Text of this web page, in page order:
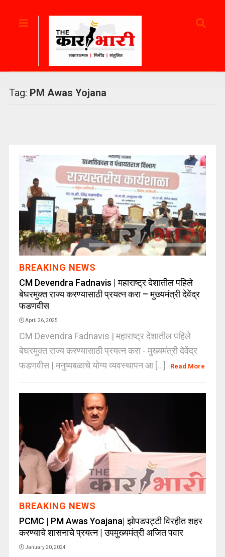
Tag: PM Awas Yojana
BREAKING NEWS
CM Devendra Fadnavis | महाराष्ट्र देशातील पहिले
बेघरमुक्त राज्य करण्यासाठी प्रयत्न करा – मुख्यमंत्री देवेंद्र
फडणवीस
April 26, 2025
CM Devendra Fadnavis | महाराष्ट्र देशातील पहिले
बेघरमुक्त राज्य करण्यासाठी प्रयत्न करा - मुख्यमंत्री देवेंद्र
फडणवीस | मनुष्यबळाचे योग्य व्यवस्थापन आ [...]
Read More
BREAKING NEWS
PCMC | PM Awas Yoajana| झोपडपट्टी विरहीत शहर
करण्याचे शासनाचे प्रयत्न | उपमुख्यमंत्री अजित पवार
January 20, 2024